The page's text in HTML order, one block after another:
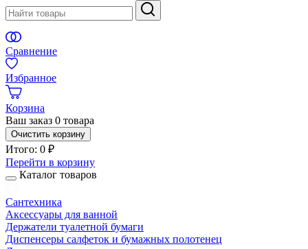
Сравнение
Избранное
Корзина
Ваш заказ 0 товара
Очистить корзину
Итого: 0 ₽
Перейти в корзину
Каталог товаров
Сантехника
Аксессуары для ванной
Держатели туалетной бумаги
Диспенсеры салфеток и бумажных полотенец